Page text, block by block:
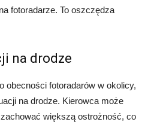
fotoradarze. To oszczędza
na drodze
obecności fotoradarów w okolicy,
na drodze. Kierowca może
większą ostrożność, co